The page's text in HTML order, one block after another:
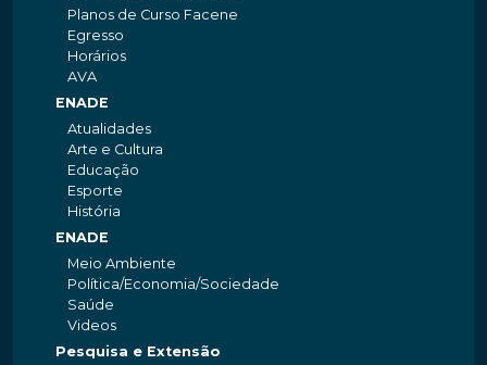
Planos de Curso Facene
Egresso
Horários
AVA
ENADE
Atualidades
Arte e Cultura
Educação
Esporte
História
ENADE
Meio Ambiente
Política/Economia/Sociedade
Saúde
Videos
Pesquisa e Extensão